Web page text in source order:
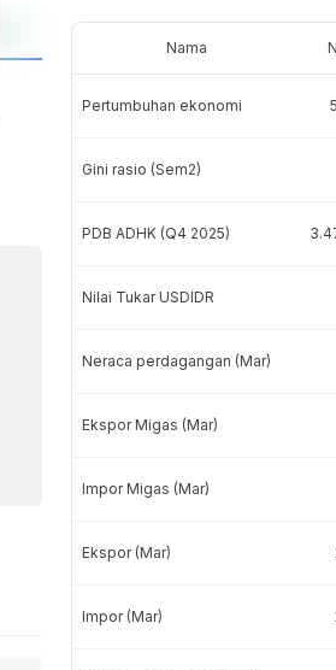
Nama
Pertumbuhan ekonomi
Gini rasio (Sem2)
PDB ADHK (Q4 2025)
Nilai Tukar USDIDR
Neraca perdagangan (Mar)
Ekspor Migas (Mar)
Impor Migas (Mar)
Ekspor (Mar)
Impor (Mar)